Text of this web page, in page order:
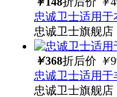
忠诚卫士适用
忠诚卫士旗舰店
￥368折后价 ￥
忠诚卫士适用于
忠诚卫士旗舰店